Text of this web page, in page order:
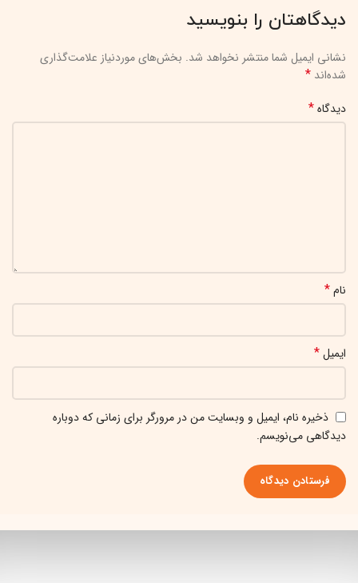
دیدگاهتان را بنویسید
نشانی ایمیل شما منتشر نخواهد شد. بخش‌های موردنیاز علامت‌گذاری
شده‌اند *
دیدگاه*
نام*
ایمیل*
ذخیره نام، ایمیل و وبسایت من در مرورگر برای زمانی که دوباره
دیدگاهی می‌نویسم.